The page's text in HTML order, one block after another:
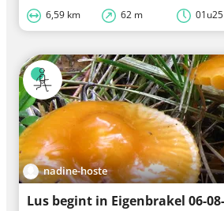
6,59 km 62 m 01u25
nadine-hoste